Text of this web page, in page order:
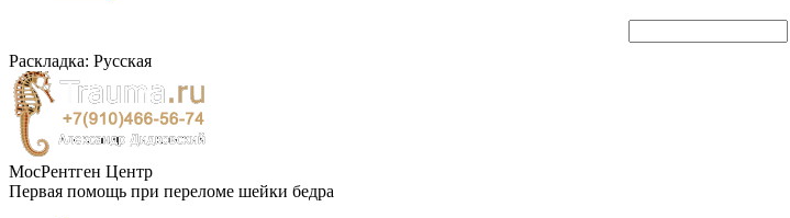
Раскладка: Русская
МосРентген Центр
Первая помощь при переломе шейки бедра